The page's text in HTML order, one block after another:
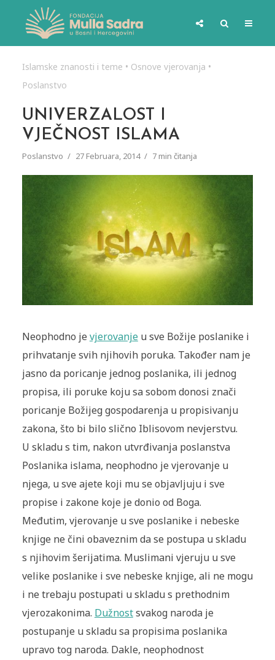
Islamske znanosti i teme • Osnove vjerovanja •
Poslanstvo
UNIVERZALOST I
VJEČNOST ISLAMA
Poslanstvo 27 Februara, 2014 7 min čitanja
Neophodno je vjerovanjeu sve Božije poslanike i
prihvatanje svih njihovih poruka. Također nam je
jasno da poricanje jednog poslanika, ili jednog
propisa, ili poruke koju sa sobom donosi znači
poricanje Božijeg gospodarenja u propisivanju
zakona, što bi bilo slično Iblisovom nevjerstvu.
U skladu s tim, nakon utvrđivanja poslanstva
Poslanika islama, neophodno je vjerovanje u
njega, u sve ajete koji mu se objavljuju i sve
propise i zakone koje je donio od Boga.
Međutim, vjerovanje u sve poslanike i nebeske
knjige ne čini obaveznim da se postupa u skladu
s njihovim šerijatima. Muslimani vjeruju u sve
velike poslanike i sve nebeske knjige, ali ne mogu
i ne trebaju postupati u skladu s prethodnim
vjerozakonima. Dužnostsvakog naroda je
postupanje u skladu sa propisima poslanika
upravo tog naroda. Dakle, neophodnost